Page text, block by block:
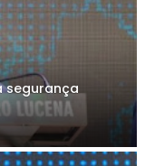
segurança